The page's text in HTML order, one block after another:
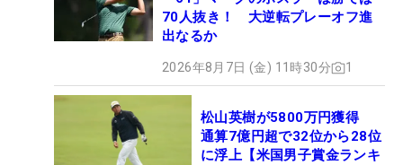
70人抜き！ 大逆転プレーオフ進
出なるか
2026年8月7日 (金) 11時30分 1
松山英樹が5800万円獲得
通算7億円超で32位から28位
に浮上【米国男子賞金ランキ